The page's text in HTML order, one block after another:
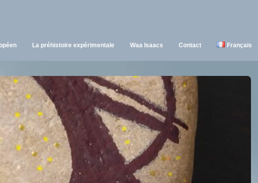
La préhistoire expérimentale Waa Isaacs Contact Français